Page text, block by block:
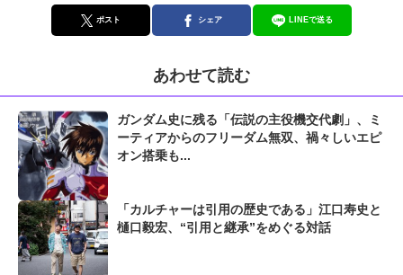
ポスト シェア LINEで送る
あわせて読む
ガンダム史に残る「伝説の主役機交代劇」、ミ
ーティアからのフリーダム無双、禍々しいエピ
オン搭乗も...
「カルチャーは引用の歴史である」江口寿史と
樋口毅宏、“引用と継承”をめぐる対話